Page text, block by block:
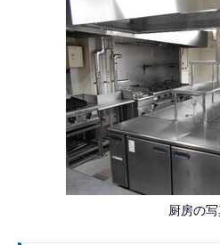
厨房の